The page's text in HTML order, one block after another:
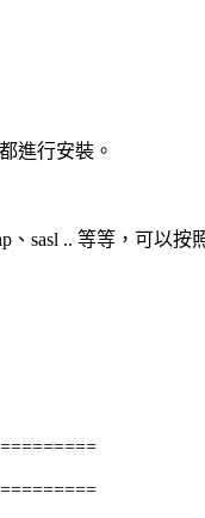
進行安裝。
sasl .. 等等，可以按